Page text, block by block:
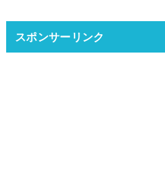
スポンサーリンク